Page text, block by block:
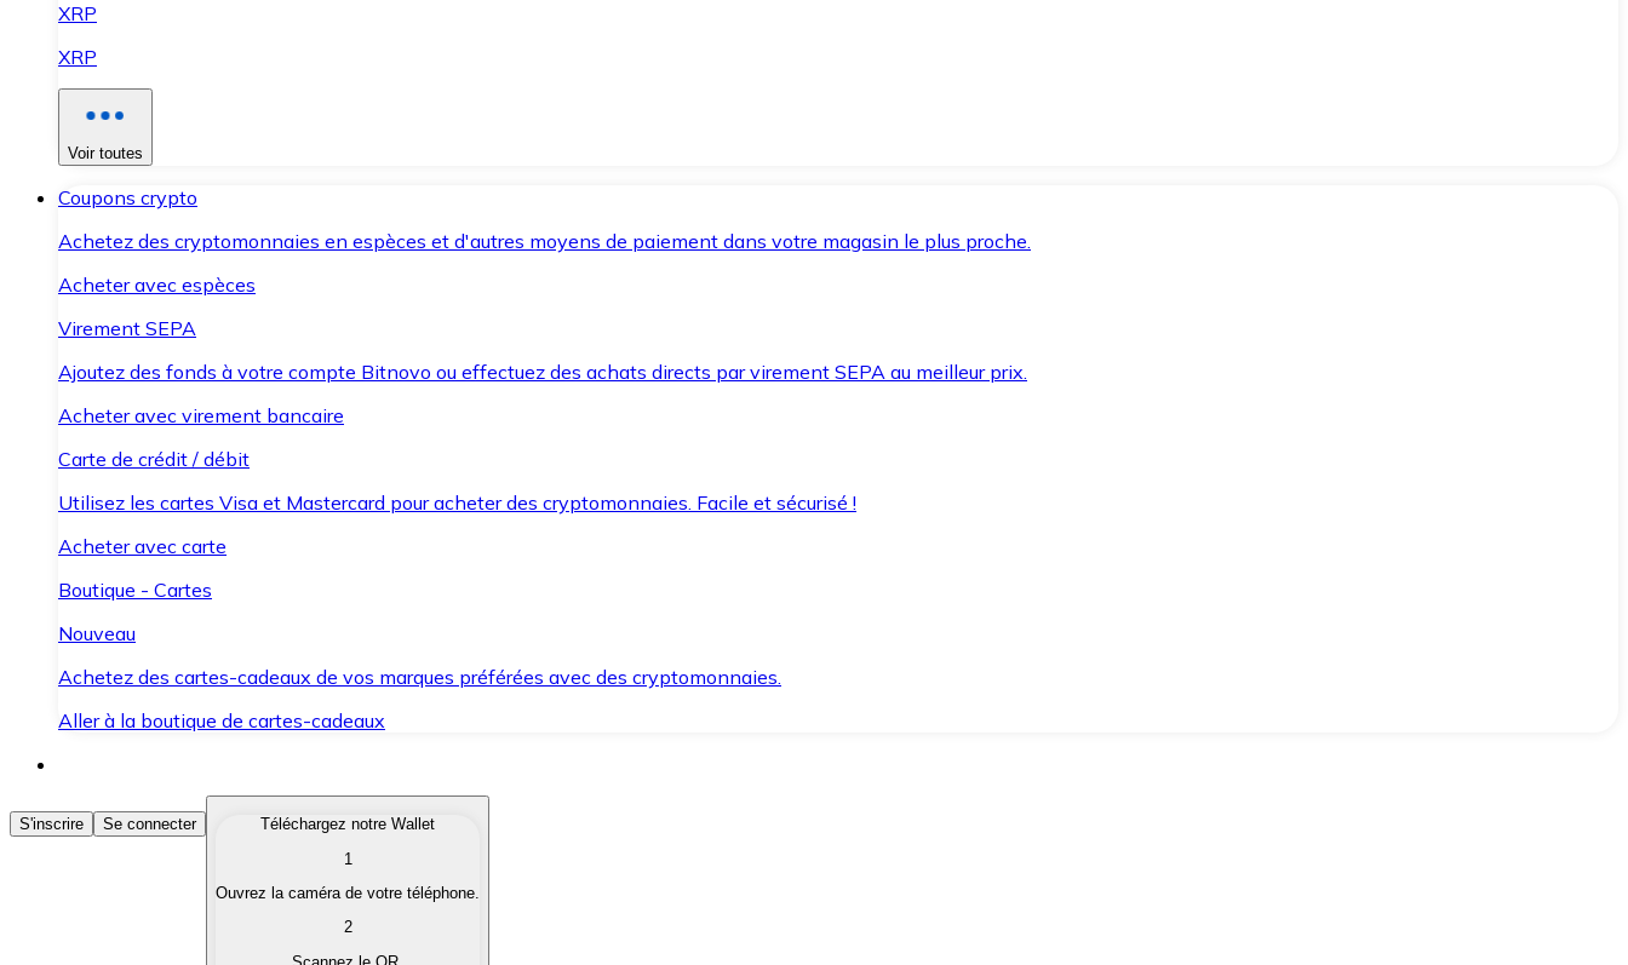
XRP
XRP
Voir toutes
Coupons crypto
Achetez des cryptomonnaies en espèces et d'autres moyens de paiement dans votre magasin le plus proche.
Acheter avec espèces
Virement SEPA
Ajoutez des fonds à votre compte Bitnovo ou effectuez des achats directs par virement SEPA au meilleur prix.
Acheter avec virement bancaire
Carte de crédit / débit
Utilisez les cartes Visa et Mastercard pour acheter des cryptomonnaies. Facile et sécurisé !
Acheter avec carte
Boutique - Cartes
Nouveau
Achetez des cartes-cadeaux de vos marques préférées avec des cryptomonnaies.
Aller à la boutique de cartes-cadeaux
Acheter des Cryptomonnaies
Achetez les cryptomonnaies qui vous intéressent rapidement et en toute sécurité.
Convertissez vos cryptomonnaies en monnaie fiduciaire lorsque vous en avez besoin.
S'inscrire Se connecter
Téléchargez notre Wallet
1
Ouvrez la caméra de votre téléphone.
2